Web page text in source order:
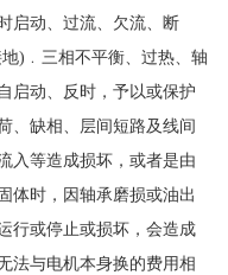
启动、过流、欠流、断
)﹒三相不平衡、过热、轴
启动、反时，予以或保护
、缺相、层间短路及线间
入等造成损坏，或者是由
体时，因轴承磨损或油出
行或停止或损坏，会造成
法与电机本身换的费用相